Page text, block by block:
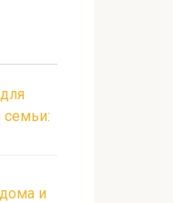
семьи:
и